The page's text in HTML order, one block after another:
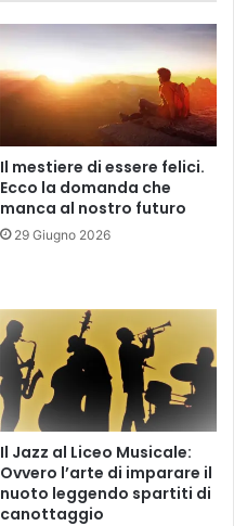
Il mestiere di essere felici.
Ecco la domanda che
manca al nostro futuro
29 Giugno 2026
Il Jazz al Liceo Musicale:
Ovvero l’arte di imparare il
nuoto leggendo spartiti di
canottaggio